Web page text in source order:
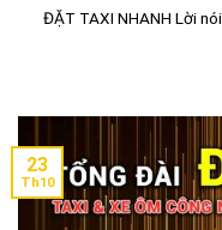
ĐẶT TAXI NHANH Lời
23
Th10